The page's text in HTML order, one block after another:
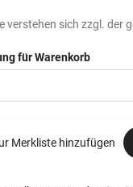
verstehen sich zzgl. der
für Warenkorb
Merkliste hinzufügen